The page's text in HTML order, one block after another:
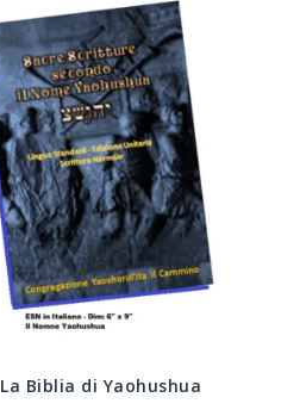
La Biblia di Yaohushua